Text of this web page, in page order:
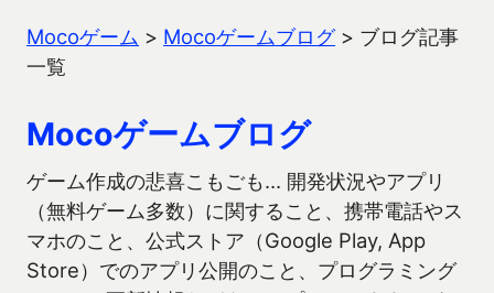
Mocoゲーム > Mocoゲームブログ> ブログ記事
一覧
Mocoゲームブログ
ゲーム作成の悲喜こもごも… 開発状況やアプリ
（無料ゲーム多数）に関すること、携帯電話やス
マホのこと、公式ストア（Google Play, App
Store）でのアプリ公開のこと、プログラミング